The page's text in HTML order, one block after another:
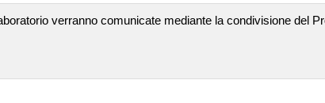
verranno comunicate mediante la condivisione del